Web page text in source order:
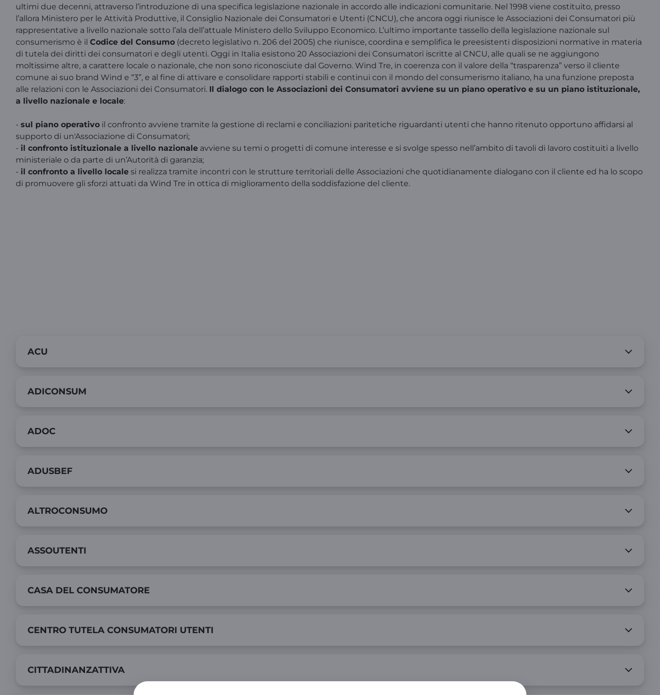
ultimi due decenni, attraverso l’introduzione di una specifica legislazione nazionale in accordo alle indicazioni comunitarie. Nel 1998 viene costituito, presso
l’allora Ministero per le Attività Produttive, il Consiglio Nazionale dei Consumatori e Utenti (CNCU), che ancora oggi riunisce le Associazioni dei Consumatori più
rappresentative a livello nazionale sotto l’ala dell’attuale Ministero dello Sviluppo Economico. L’ultimo importante tassello della legislazione nazionale sul
consumerismo è il Codice del Consumo (decreto legislativo n. 206 del 2005) che riunisce, coordina e semplifica le preesistenti disposizioni normative in materia
di tutela dei diritti dei consumatori e degli utenti. Oggi in Italia esistono 20 Associazioni dei Consumatori iscritte al CNCU, alle quali se ne aggiungono
moltissime altre, a carattere locale o nazionale, che non sono riconosciute dal Governo. Wind Tre, in coerenza con il valore della “trasparenza” verso il cliente
comune ai suo brand Wind e “3”, e al fine di attivare e consolidare rapporti stabili e continui con il mondo del consumerismo italiano, ha una funzione preposta
alle relazioni con le Associazioni dei Consumatori. Il dialogo con le Associazioni dei Consumatori avviene su un piano operativo e su un piano istituzionale,
a livello nazionale e locale:
- sul piano operativo il confronto avviene tramite la gestione di reclami e conciliazioni paritetiche riguardanti utenti che hanno ritenuto opportuno affidarsi al
supporto di un'Associazione di Consumatori;
- il confronto istituzionale a livello nazionale avviene su temi o progetti di comune interesse e si svolge spesso nell’ambito di tavoli di lavoro costituiti a livello
ministeriale o da parte di un’Autorità di garanzia;
- il confronto a livello locale si realizza tramite incontri con le strutture territoriali delle Associazioni che quotidianamente dialogano con il cliente ed ha lo scopo
di promuovere gli sforzi attuati da Wind Tre in ottica di miglioramento della soddisfazione del cliente.
ACU
ADICONSUM
ADOC
ADUSBEF
ALTROCONSUMO
ASSOUTENTI
CASA DEL CONSUMATORE
CENTRO TUTELA CONSUMATORI UTENTI
CITTADINANZATTIVA